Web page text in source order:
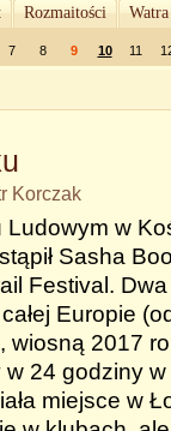
Rozmaitości
7 8 9 10 11
Korczak
Ludowym w
Sasha
Festival.
Europie
wiosną 2017
w 24 godziny
miejsce w